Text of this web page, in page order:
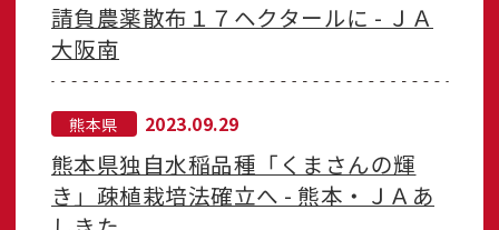
請負農薬散布１７ヘクタールに - ＪＡ
大阪南
熊本県 2023.09.29
熊本県独自水稲品種「くまさんの輝
き」疎植栽培法確立へ - 熊本・ＪＡあ